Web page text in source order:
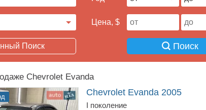
Цена, $
Поиск Поиск
Chevrolet Evanda
Chevrolet Evanda 2005
I поколение